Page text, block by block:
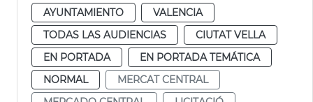
AYUNTAMIENTO
VALENCIA
TODAS LAS AUDIENCIAS
CIUTAT VELLA
EN PORTADA
EN PORTADA TEMÁTICA
NORMAL
MERCAT CENTRAL